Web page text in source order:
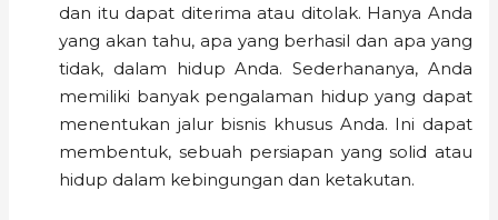
dan itu dapat diterima atau ditolak. Hanya Anda
yang akan tahu, apa yang berhasil dan apa yang
tidak, dalam hidup Anda. Sederhananya, Anda
memiliki banyak pengalaman hidup yang dapat
menentukan jalur bisnis khusus Anda. Ini dapat
membentuk, sebuah persiapan yang solid atau
hidup dalam kebingungan dan ketakutan.